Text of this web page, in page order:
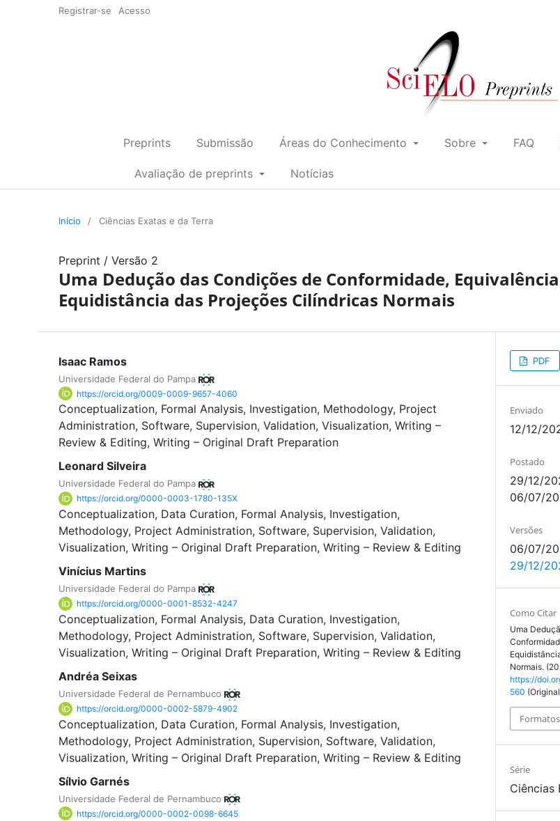
Registrar-se Acesso
Preprints Submissão Áreas do Conhecimento Sobre FAQ
Avaliação de preprints Notícias
Início / Ciências Exatas e da Terra
Preprint / Versão 2
Uma Dedução das Condições de Conformidade,
Equidistância das Projeções Cilíndricas Normais
Isaac Ramos
Universidade Federal do Pampa
https://orcid.org/0009-0009-9657-4060
Conceptualization Formal Analysis Investigation Methodology Project
Administration Software Supervision Validation Visualization Writing –
Review & Editing Writing – Original Draft Preparation
Leonard Silveira
Universidade Federal do Pampa
https://orcid.org/0000-0003-1780-135X
Conceptualization Data Curation Formal Analysis Investigation
Methodology Project Administration Software Supervision Validation
Visualization Writing – Original Draft Preparation Writing – Review & Editing
Vinícius Martins
Universidade Federal do Pampa
https://orcid.org/0000-0001-8532-4247
Conceptualization Formal Analysis Data Curation Investigation
Methodology Project Administration Software Supervision Validation
Visualization Writing – Original Draft Preparation Writing – Review & Editing
Andréa Seixas
Universidade Federal de Pernambuco
https://orcid.org/0000-0002-5879-4902
Conceptualization Data Curation Formal Analysis Investigation
Methodology Project Administration Supervision Software Validation
Visualization Writing – Original Draft Preparation Writing – Review & Editing
Sílvio Garnés
Universidade Federal de Pernambuco
https://orcid.org/0000-0002-0098-6645
PDF
Enviado
12/12/
Postado
29/12/
06/07/
Versões
06/07/
29/12/
Como Citar
Uma
Normais.
https://
560
Série
Ciências